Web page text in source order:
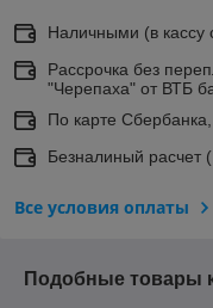
Наличными (в кассу
Рассрочка без
"Черепаха" от ВТБ
По карте
Безналиный расчет
Все условия оплаты
Подобные товары